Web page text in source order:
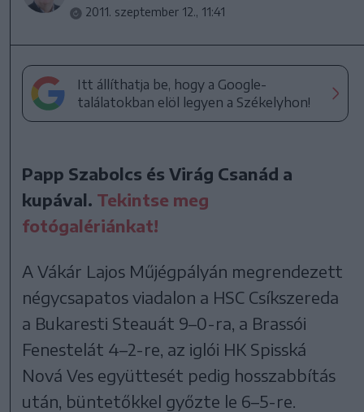
2011. szeptember 12., 11:41
Itt állíthatja be, hogy a Google-
találatokban elöl legyen a Székelyhon!
Papp Szabolcs és Virág Csanád a
kupával. Tekintse meg
fotógalériánkat!
A Vákár Lajos Műjégpályán megrendezett
négycsapatos viadalon a HSC Csíkszereda
a Bukaresti Steauát 9–0-ra, a Brassói
Fenestelát 4–2-re, az iglói HK Spisská
Nová Ves együttesét pedig hosszabbítás
után, büntetőkkel győzte le 6–5-re.